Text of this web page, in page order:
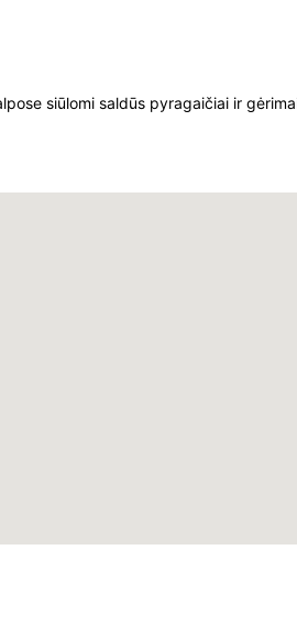
siūlomi saldūs pyragaičiai ir